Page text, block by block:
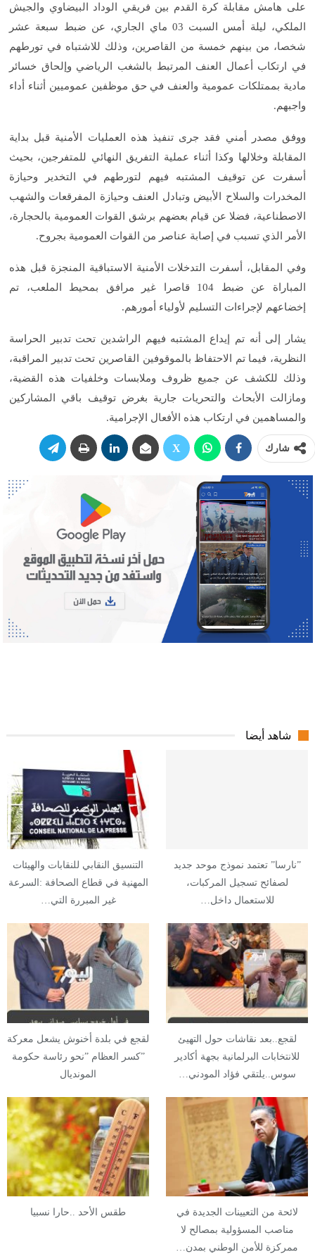
على هامش مقابلة كرة القدم بين فريقي الوداد البيضاوي والجيش
الملكي، ليلة أمس السبت 03 ماي الجاري، عن ضبط سبعة عشر
شخصا، من بينهم خمسة من القاصرين، وذلك للاشتباه في تورطهم
في ارتكاب أعمال العنف المرتبط بالشغب الرياضي وإلحاق خسائر
مادية بممتلكات عمومية والعنف في حق موظفين عموميين أثناء أداء
واجبهم.
ووفق مصدر أمني فقد جرى تنفيذ هذه العمليات الأمنية قبل بداية
المقابلة وخلالها وكذا أثناء عملية التفريق النهائي للمتفرجين، بحيث
أسفرت عن توقيف المشتبه فيهم لتورطهم في التخدير وحيازة
المخدرات والسلاح الأبيض وتبادل العنف وحيازة المفرقعات والشهب
الاصطناعية، فضلا عن قيام بعضهم برشق القوات العمومية بالحجارة،
الأمر الذي تسبب في إصابة عناصر من القوات العمومية بجروح.
وفي المقابل، أسفرت التدخلات الأمنية الاستباقية المنجزة قبل هذه
المباراة عن ضبط 104 قاصرا غير مرافق بمحيط الملعب، تم
إخضاعهم لإجراءات التسليم لأولياء أمورهم.
يشار إلى أنه تم إيداع المشتبه فيهم الراشدين تحت تدبير الحراسة
النظرية، فيما تم الاحتفاظ بالموقوفين القاصرين تحت تدبير المراقبة،
وذلك للكشف عن جميع ظروف وملابسات وخلفيات هذه القضية،
ومازالت الأبحاث والتحريات جارية بغرض توقيف باقي المشاركين
والمساهمين في ارتكاب هذه الأفعال الإجرامية.
شارك
شاهد أيضا
”نارسا” تعتمد نموذج موحد جديد
لصفائح تسجيل المركبات،
للاستعمال داخل…
التنسيق النقابي للنقابات والهيئات
المهنية في قطاع الصحافة :السرعة
غير المبررة التي…
لقجع..بعد نقاشات حول التهيئ
للانتخابات البرلمانية بجهة أكادير
سوس..يلتقي فؤاد المودني…
لقجع في بلدة أخنوش يشعل معركة
”كسر العظام ”نحو رئاسة حكومة
المونديال
لائحة من التعيينات الجديدة في
مناصب المسؤولية بمصالح لا
ممركزة للأمن الوطني بمدن…
طقس الأحد ..حارا نسبيا